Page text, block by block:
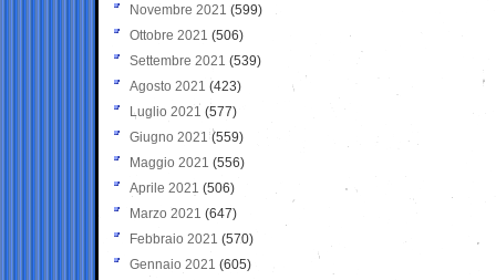
Novembre 2021 (599)
Ottobre 2021 (506)
Settembre 2021 (539)
Agosto 2021 (423)
Luglio 2021 (577)
Giugno 2021(559)
Maggio 2021 (556)
Aprile 2021 (506)
Marzo 2021 (647)
Febbraio 2021 (570)
Gennaio 2021 (605)